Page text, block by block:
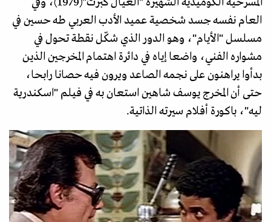
العام نفسه جسد شخصية عميد الأدب العربي طه حسين في
مسلسل "الأيام"، وهو الدور الذي شكّل نقطة تحول في
مشواره الفني، واضعا إياه في دائرة اهتمام المخرجين الذين
بدأوا يراهنون على نجمه الصاعد ويرون فيه حصانا رابحا،
حتى أن المخرج يوسف شاهين استعان به في فيلم "اسكندرية
ليه"، باكورة أفلام سيرته الذاتية.